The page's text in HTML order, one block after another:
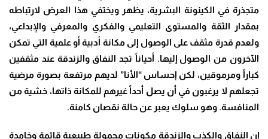
متجذرة في الكينونة البشرية، يظهر ويختفي هذا العرض لارتباطه
بمقدار الثقة والمستوى التعليمي والفكري والمعرفي والإبداعي،
ولعدم قدرة مثقف على الوصول إلى مكانة أدبية أو علمية التي تمكن
الآخرون من الوصول إليها. أحياناً تجد النفاق والزندقة عند مثقفين
كباراً ومرموقين، لكن إحساس “الأنا” لديهم مرتفعة بصورة مرضية
تجعلهم لا يرغبون في أن يصل أحداً غيرهم للمكانة ذاتها، خشية من
المنافسة. وهو سلوك يعبر عن حالة نقصان كامنة.
إن النفاق والكذب والزندقة مكونات محمولة طبيعية قائمة وخامدة